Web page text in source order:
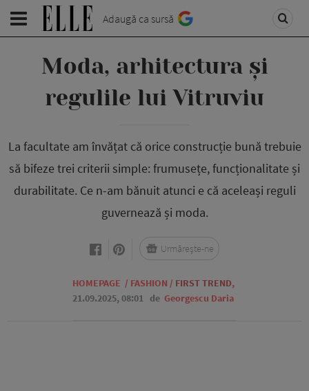
Adaugă ca sursă
Moda, arhitectura și
regulile lui Vitruviu
La facultate am învățat că orice construcție bună trebuie
să bifeze trei criterii simple: frumusețe, funcționalitate și
durabilitate. Ce n-am bănuit atunci e că aceleași reguli
guvernează și moda.
HOMEPAGE / FASHION / FIRST TREND,
21.09.2025, 08:01 de Georgescu Daria
Urmărește-ne